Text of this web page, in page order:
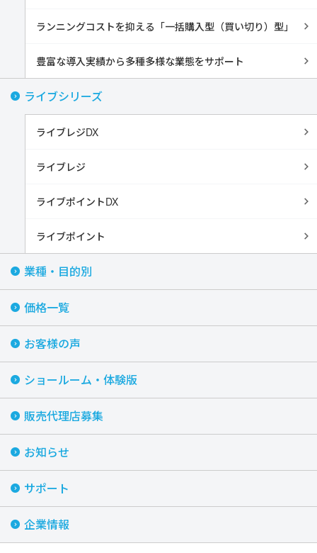
ランニングコストを抑える「一括購入型（買い切り）型」
豊富な導入実績から多種多様な業態をサポート
ライブシリーズ
ライブレジDX
ライブレジ
ライブポイントDX
ライブポイント
業種・目的別
価格一覧
お客様の声
ショールーム・体験版
販売代理店募集
お知らせ
サポート
企業情報